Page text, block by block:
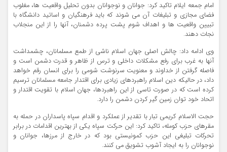
امام جمعه ایلام تاکید کرد: جوانان و نوجوانان بدون تحلیل واقعیت ها، مغلوب
فضای مجازی و تبلیغات آن می شوند که باید فرهنگیان و اساتید دانشگاه با
تبیین واقعیت ها و اهداف شوم پشت پرده دشمنان، آنها را از این منجلاب
نجات دهند.
وی ادامه داد: چالش اصلی جهان اسلام ناشی از طمع مسلمانان، چشمداشت
آنها به غرب برای رفع مشکلات داخلی و ترس از ظاهر و قدرت دشمن است و
فاصله گرفتن از خداوند و معنویت سرنوشت شومی را برای انسان رقم خواهد
داد، در حالیکه دین اسلام راهبردهای زیادی برای اقتدار جامعه مسلمانان ترسیم
کرده است که در صورت تاسی از این راهبردها، جهان اسلام با تقویت اقتدار و
اتحاد خود توان زمین گیر کردن دشمن را دارد.
حجت الاسلام کریمی تبار با تقدیر از عملکرد و اقدام سپاه پاسداران در حمله به
مقرهای حزب کومله، تاکید کرد: این حرکت سپاه یکی از بهترین اقدامات در برابر
تحرکات تبلیغی این حزب کمونیستی بود که در خارج از مرزها، جوانان و
نوجوانان را به ایجاد آشوب تشویق می کنند.